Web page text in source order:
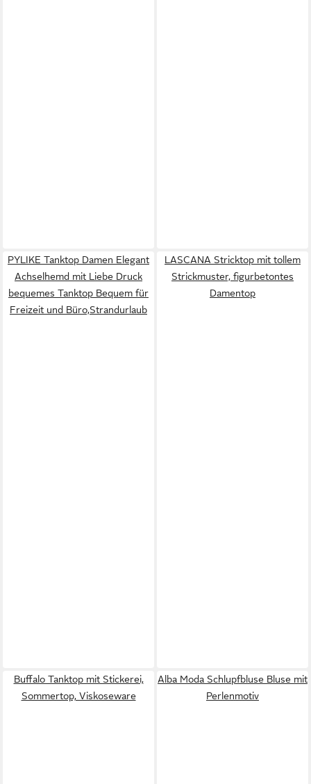
PYLIKE Tanktop Damen Elegant
Achselhemd mit Liebe Druck
bequemes Tanktop Bequem für
Freizeit und Büro,Strandurlaub
LASCANA Stricktop mit tollem
Strickmuster, figurbetontes
Damentop
Buffalo Tanktop mit Stickerei,
Sommertop, Viskoseware
Alba Moda Schlupfbluse Bluse mit
Perlenmotiv